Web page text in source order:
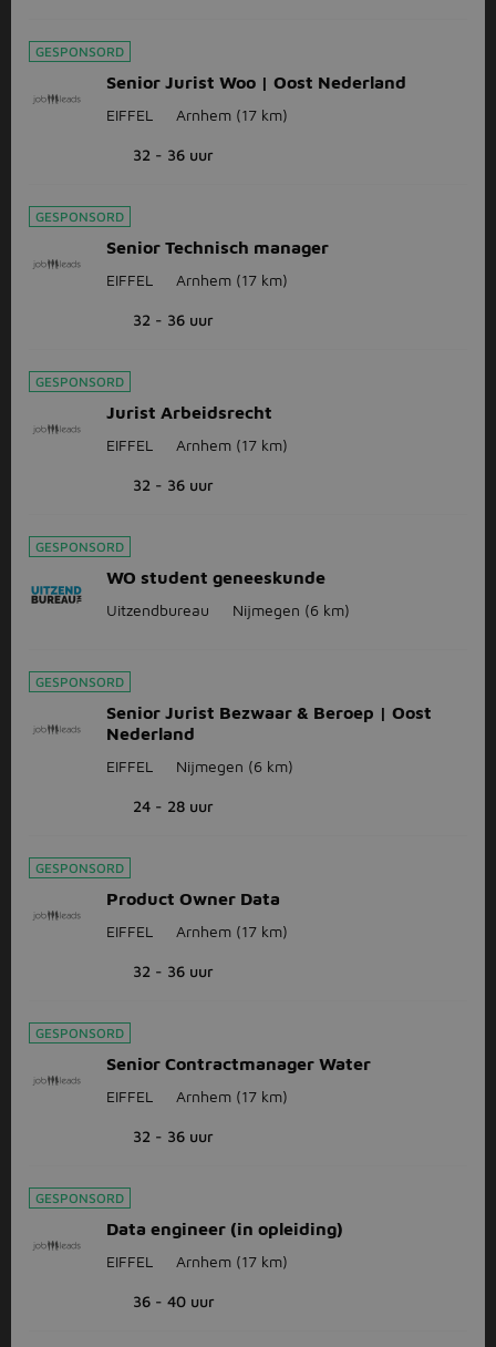
GESPONSORD
Senior Jurist Woo | Oost Nederland
EIFFEL Arnhem (17 km)
32 - 36 uur
GESPONSORD
Senior Technisch manager
EIFFEL Arnhem (17 km)
32 - 36 uur
GESPONSORD
Jurist Arbeidsrecht
EIFFEL Arnhem (17 km)
32 - 36 uur
GESPONSORD
WO student geneeskunde
Uitzendbureau Nijmegen (6 km)
GESPONSORD
Senior Jurist Bezwaar & Beroep | Oost
Nederland
EIFFEL Nijmegen (6 km)
24 - 28 uur
GESPONSORD
Product Owner Data
EIFFEL Arnhem (17 km)
32 - 36 uur
GESPONSORD
Senior Contractmanager Water
EIFFEL Arnhem (17 km)
32 - 36 uur
GESPONSORD
Data engineer (in opleiding)
EIFFEL Arnhem (17 km)
36 - 40 uur